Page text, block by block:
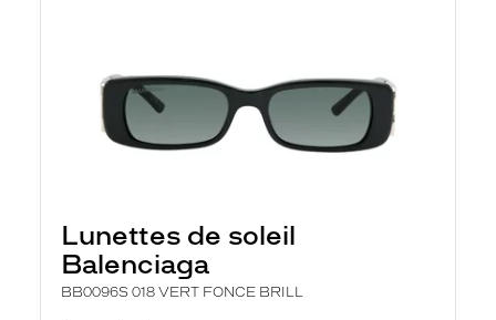
Lunettes de soleil
Balenciaga
BB0096S 018 VERT FONCE BRILL